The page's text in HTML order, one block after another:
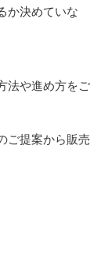
か決めていな
法や進め方をご
ご提案から販売